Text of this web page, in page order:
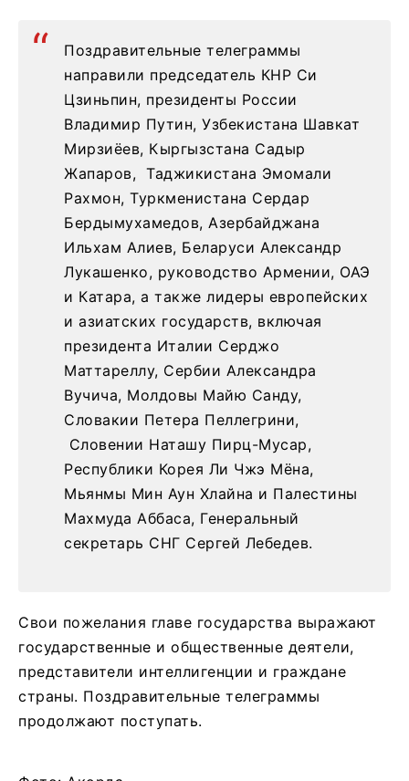
Поздравительные телеграммы
направили председатель КНР Си
Цзиньпин, президенты России
Владимир Путин, Узбекистана Шавкат
Мирзиёев, Кыргызстана Садыр
Жапаров, Таджикистана Эмомали
Рахмон, Туркменистана Сердар
Бердымухамедов, Азербайджана
Ильхам Алиев, Беларуси Александр
Лукашенко, руководство Армении, ОАЭ
и Катара, а также лидеры европейских
и азиатских государств, включая
президента Италии Серджо
Маттареллу, Сербии Александра
Вучича, Молдовы Майю Санду,
Словакии Петера Пеллегрини,
Словении Наташу Пирц-Мусар,
Республики Корея Ли Чжэ Мёна,
Мьянмы Мин Аун Хлайна и Палестины
Махмуда Аббаса, Генеральный
секретарь СНГ Сергей Лебедев.
Свои пожелания главе государства выражают
государственные и общественные деятели,
представители интеллигенции и граждане
страны. Поздравительные телеграммы
продолжают поступать.